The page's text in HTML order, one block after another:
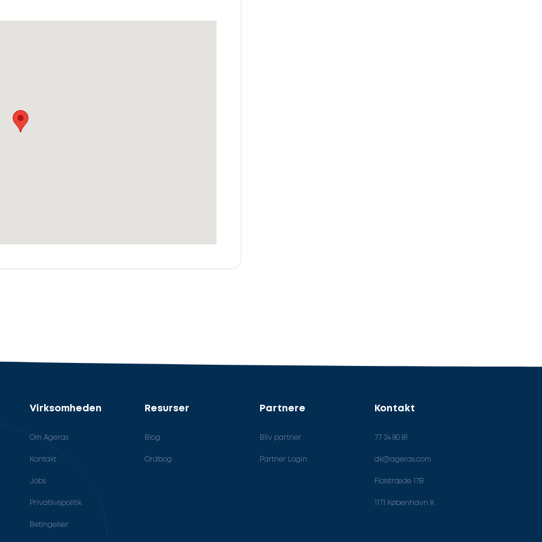
Virksomheden
Om Ageras
Kontakt
Jobs
Privatlivspolitik
Betingelser
Resurser
Blog
Ordbog
Partnere
Bliv partner
Partner Login
Kontakt
77 34 80 81
dk@ageras.com
Fiolstræde 17B
1171 København K